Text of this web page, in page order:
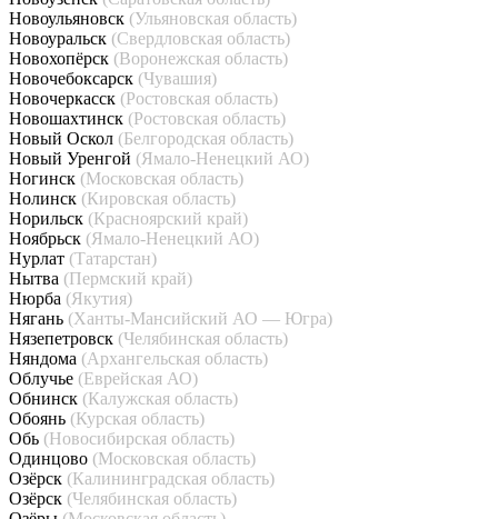
Новоульяновск (Ульяновская область)
Новоуральск (Свердловская область)
Новохопёрск (Воронежская область)
Новочебоксарск (Чувашия)
Новочеркасск (Ростовская область)
Новошахтинск (Ростовская область)
Новый Оскол (Белгородская область)
Новый Уренгой (Ямало-Ненецкий АО)
Ногинск (Московская область)
Нолинск (Кировская область)
Норильск (Красноярский край)
Ноябрьск (Ямало-Ненецкий АО)
Нурлат (Татарстан)
Нытва (Пермский край)
Нюрба (Якутия)
Нягань (Ханты-Мансийский АО — Югра)
Нязепетровск (Челябинская область)
Няндома (Архангельская область)
Облучье (Еврейская АО)
Обнинск (Калужская область)
Обоянь (Курская область)
Обь (Новосибирская область)
Одинцово (Московская область)
Озёрск (Калининградская область)
Озёрск (Челябинская область)